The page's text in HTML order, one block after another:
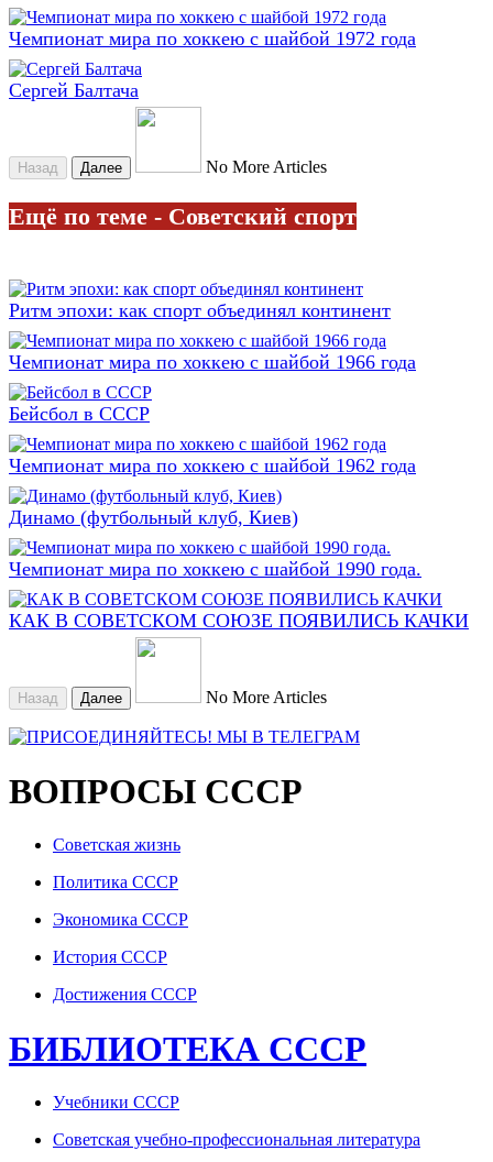
Чемпионат мира по хоккею с шайбой 1972 года
Сергей Балтача
Назад Далее No More Articles
Ещё по теме - Советский спорт
Ритм эпохи: как спорт объединял континент
Чемпионат мира по хоккею с шайбой 1966 года
Бейсбол в СССР
Чемпионат мира по хоккею с шайбой 1962 года
Динамо (футбольный клуб, Киев)
Чемпионат мира по хоккею с шайбой 1990 года.
КАК В СОВЕТСКОМ СОЮЗЕ ПОЯВИЛИСЬ КАЧКИ
Назад Далее No More Articles
ВОПРОСЫ СССР
Советская жизнь
Политика СССР
Экономика СССР
История СССР
Достижения СССР
БИБЛИОТЕКА СССР
Учебники СССР
Советская учебно-профессиональная литература